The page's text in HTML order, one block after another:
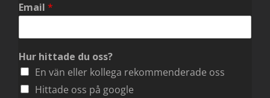
Email *
Hur hittade du oss?
En vän eller kollega rekommenderade oss
Hittade oss på google